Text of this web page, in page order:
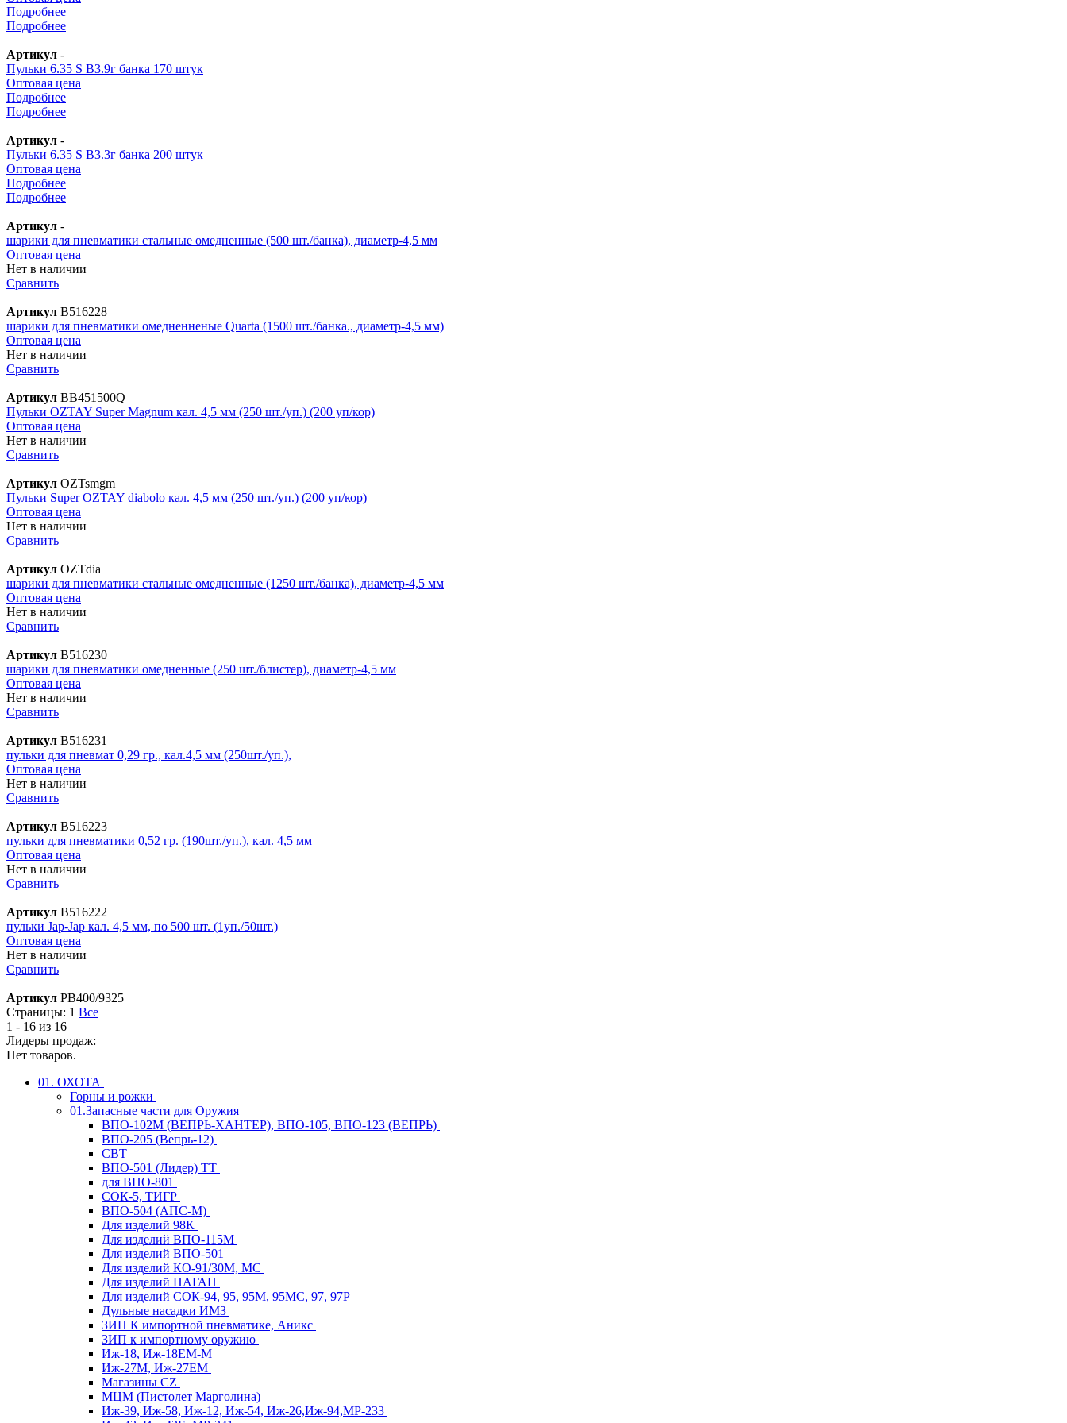
Подробнее
Подробнее
Артикул -
Пульки 6.35 S B3.9г банка 170 штук
Оптовая цена
Подробнее
Подробнее
Артикул -
Пульки 6.35 S B3.3г банка 200 штук
Оптовая цена
Подробнее
Подробнее
Артикул -
шарики для пневматики стальные омедненные (500 шт./банка), диаметр-4,5 мм
Оптовая цена
Нет в наличии
Сравнить
Артикул В516228
шарики для пневматики омедненненые Quarta (1500 шт./банка., диаметр-4,5 мм)
Оптовая цена
Нет в наличии
Сравнить
Артикул BB451500Q
Пульки OZTAY Super Magnum кал. 4,5 мм (250 шт./уп.) (200 уп/кор)
Оптовая цена
Нет в наличии
Сравнить
Артикул OZTsmgm
Пульки Super OZTAY diabolo кал. 4,5 мм (250 шт./уп.) (200 уп/кор)
Оптовая цена
Нет в наличии
Сравнить
Артикул OZTdia
шарики для пневматики стальные омедненные (1250 шт./банка), диаметр-4,5 мм
Оптовая цена
Нет в наличии
Сравнить
Артикул В516230
шарики для пневматики омедненные (250 шт./блистер), диаметр-4,5 мм
Оптовая цена
Нет в наличии
Сравнить
Артикул В516231
пульки для пневмат 0,29 гр., кал.4,5 мм (250шт./уп.),
Оптовая цена
Нет в наличии
Сравнить
Артикул В516223
пульки для пневматики 0,52 гр. (190шт./уп.), кал. 4,5 мм
Оптовая цена
Нет в наличии
Сравнить
Артикул В516222
пульки Jap-Jap кал. 4,5 мм, по 500 шт. (1уп./50шт.)
Оптовая цена
Нет в наличии
Сравнить
Артикул PB400/9325
Страницы: 1 Все
1 - 16 из 16
Лидеры продаж:
Нет товаров.
01. ОХОТА
Горны и рожки
01.Запасные части для Оружия
ВПО-102М (ВЕПРЬ-ХАНТЕР), ВПО-105, ВПО-123 (ВЕПРЬ)
ВПО-205 (Вепрь-12)
СВТ
ВПО-501 (Лидер) ТТ
для ВПО-801
СОК-5, ТИГР
ВПО-504 (АПС-М)
Для изделий 98К
Для изделий ВПО-115М
Для изделий ВПО-501
Для изделий КО-91/30М, МС
Для изделий НАГАН
Для изделий СОК-94, 95, 95М, 95МС, 97, 97Р
Дульные насадки ИМЗ
ЗИП К импортной пневматике, Аникс
ЗИП к импортному оружию
Иж-18, Иж-18ЕМ-М
Иж-27М, Иж-27ЕМ
Магазины CZ
МЦМ (Пистолет Марголина)
Иж-39, Иж-58, Иж-12, Иж-54, Иж-26,Иж-94,МР-233